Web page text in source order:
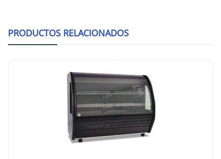
PRODUCTOS RELACIONADOS